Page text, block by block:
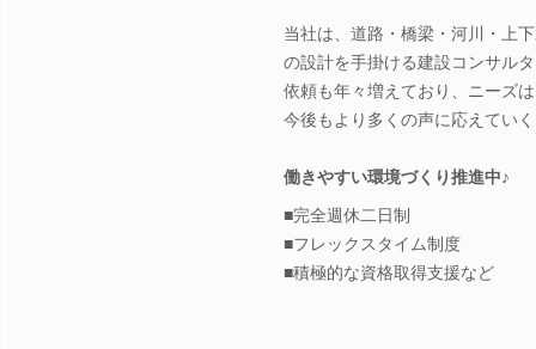
当社は、道路・橋梁・河川・上
の設計を手掛ける建設コンサル
依頼も年々増えており、ニーズ
今後もより多くの声に応えてい
働きやすい環境づくり推進中♪
■完全週休二日制
■フレックスタイム制度
■積極的な資格取得支援など